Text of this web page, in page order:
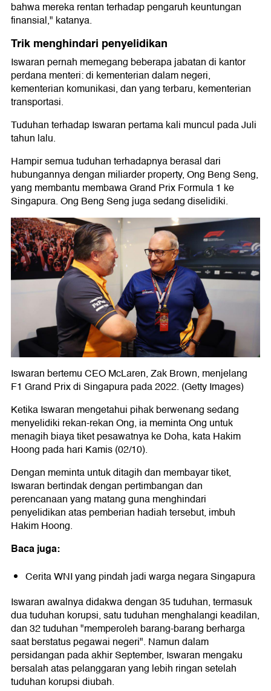
bahwa mereka rentan terhadap pengaruh keuntungan
finansial," katanya.
Trik menghindari penyelidikan
Iswaran pernah memegang beberapa jabatan di kantor
perdana menteri: di kementerian dalam negeri,
kementerian komunikasi, dan yang terbaru, kementerian
transportasi.
Tuduhan terhadap Iswaran pertama kali muncul pada Juli
tahun lalu.
Hampir semua tuduhan terhadapnya berasal dari
hubungannya dengan miliarder property, Ong Beng Seng,
yang membantu membawa Grand Prix Formula 1 ke
Singapura. Ong Beng Seng juga sedang diselidiki.
Iswaran bertemu CEO McLaren, Zak Brown, menjelang
F1 Grand Prix di Singapura pada 2022. (Getty Images)
Ketika Iswaran mengetahui pihak berwenang sedang
menyelidiki rekan-rekan Ong, ia meminta Ong untuk
menagih biaya tiket pesawatnya ke Doha, kata Hakim
Hoong pada hari Kamis (02/10).
Dengan meminta untuk ditagih dan membayar tiket,
Iswaran bertindak dengan pertimbangan dan
perencanaan yang matang guna menghindari
penyelidikan atas pemberian hadiah tersebut, imbuh
Hakim Hoong.
Baca juga:
Cerita WNI yang pindah jadi warga negara Singapura
Iswaran awalnya didakwa dengan 35 tuduhan, termasuk
dua tuduhan korupsi, satu tuduhan menghalangi keadilan,
dan 32 tuduhan "memperoleh barang-barang berharga
saat berstatus pegawai negeri". Namun dalam
persidangan pada akhir September, Iswaran mengaku
bersalah atas pelanggaran yang lebih ringan setelah
tuduhan korupsi diubah.